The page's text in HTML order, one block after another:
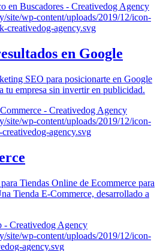
en Google
SEO para posicionarte en Google
tu empresa sin invertir en publicidad.
Tiendas Online de Ecommerce para
Tienda E-Commerce, desarrollado a